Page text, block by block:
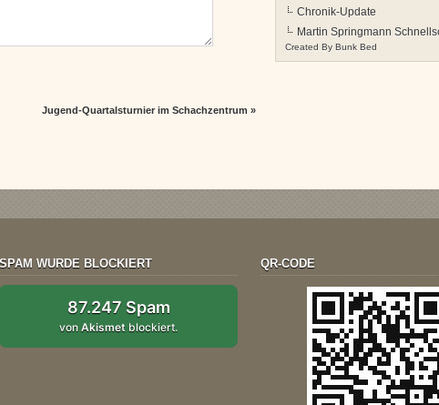
Jugend-Quartalsturnier im Schachzentrum »
Chronik-Update
Martin Springmann
Created By Bunk Bed
SPAM WURDE BLOCKIERT
87.247 Spam
vonAkismet blockiert.
QR-CODE